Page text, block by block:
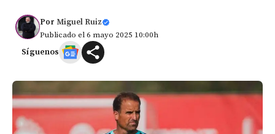
Por Miguel Ruiz
Publicado el 6 mayo 2025 10:00h
Síguenos